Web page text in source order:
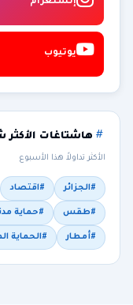
إنستغرام
يوتيوب
هاشتاغات الأكثر
الأكثر تداولاً هذا الأسبوع
#الجزائر #اقتصاد
#طقس #حماية
#أمطار #الحماية